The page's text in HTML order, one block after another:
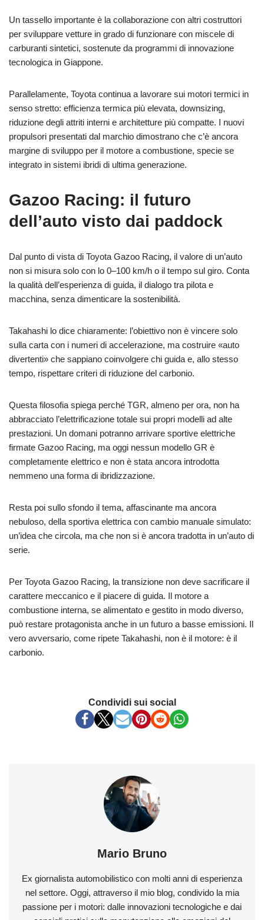
Un tassello importante è la collaborazione con altri costruttori
per sviluppare vetture in grado di funzionare con miscele di
carburanti sintetici, sostenute da programmi di innovazione
tecnologica in Giappone.
Parallelamente, Toyota continua a lavorare sui motori termici in
senso stretto: efficienza termica più elevata, downsizing,
riduzione degli attriti interni e architetture più compatte. I nuovi
propulsori presentati dal marchio dimostrano che c’è ancora
margine di sviluppo per il motore a combustione, specie se
integrato in sistemi ibridi di ultima generazione.
Gazoo Racing: il futuro
dell’auto visto dai paddock
Dal punto di vista di Toyota Gazoo Racing, il valore di un’auto
non si misura solo con lo 0–100 km/h o il tempo sul giro. Conta
la qualità dell’esperienza di guida, il dialogo tra pilota e
macchina, senza dimenticare la sostenibilità.
Takahashi lo dice chiaramente: l’obiettivo non è vincere solo
sulla carta con i numeri di accelerazione, ma costruire «auto
divertenti» che sappiano coinvolgere chi guida e, allo stesso
tempo, rispettare criteri di riduzione del carbonio.
Questa filosofia spiega perché TGR, almeno per ora, non ha
abbracciato l’elettrificazione totale sui propri modelli ad alte
prestazioni. Un domani potranno arrivare sportive elettriche
firmate Gazoo Racing, ma oggi nessun modello GR è
completamente elettrico e non è stata ancora introdotta
nemmeno una forma di ibridizzazione.
Resta poi sullo sfondo il tema, affascinante ma ancora
nebuloso, della sportiva elettrica con cambio manuale simulato:
un’idea che circola, ma che non si è ancora tradotta in un’auto di
serie.
Per Toyota Gazoo Racing, la transizione non deve sacrificare il
carattere meccanico e il piacere di guida. Il motore a
combustione interna, se alimentato e gestito in modo diverso,
può restare protagonista anche in un futuro a basse emissioni. Il
vero avversario, come ripete Takahashi, non è il motore: è il
carbonio.
Condividi sui social
Mario Bruno
Ex giornalista automobilistico con molti anni di esperienza
nel settore. Oggi, attraverso il mio blog, condivido la mia
passione per i motori: dalle innovazioni tecnologiche e dai